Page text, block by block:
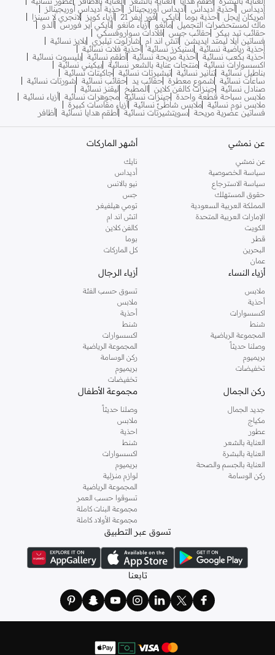
أديداس أحذية أديداس أديداس أوريجينالز
أحذية أديداس أوريجينالز
أمريكان إيجل أحذية بوما نايكي فور إيفر 21 أزياء كويز
لانجري لا سينزا
ماك لمستحضرات التجميل مانغو أزياء مانغو نايكي اير فورس ألدو
حقائب تيد بيكر
حقائب جيس
قلادات سواروفسكي
فساتين ايلا ليمتد ايديشن
اتش اند ام شارلوت تيلبري بلايز نسائية
أحذية رياضية نسائية
سنيكرز نسائية أحذية فلات نسائية
أحذية بكعب نسائية أحذية مريحة نسائية أطقم نسائية بليسوت نسائية
اكسسوارات نسائية منتجات عناية بالشعر نسائية بيكيني نسائية
بناطيل نسائية تنانير نسائية تيشيرتات نسائية جاكيتات نسائية
ساعات نسائية
شموع معطرة حقائب يد حقائب نسائية
شورتات نسائية
صنادل نسائية جينزات كالفن كلاين المطبخ
ليقنز نسائية
ملابس سباحة قطعة واحدة جينزات نسائية مجوهرات نسائية أزياء نسائية
ملابس نوم نسائية ملابس شاطئ نسائية أزياء مقاسات كبيرة
فساتين عصرية مريحة
سويتشيرتات نسائية أطقم هدايا نسائية أظافر
عن نمشي
عن نمشي
سياسة الخصوصية
سياسة الاسترجاع
حقوق المستهلك
المملكة العربية السعودية
الإمارات العربية المتحدة
الكويت
قطر
البحرين
عمان
أشهر الماركات
نايك
أديداس
نيو بالانس
جس
تومي هيلفيغر
اتش اند ام
كالفن كلاين
بوما
كل الماركات
أزياء النساء
ملابس
أحذية
اكسسوارات
شنط
المجموعة الرياضية
وصلنا حديثاً
بريميوم
تخفيضات
أزياء الرجال
تسوق حسب الفئة
ملابس
أحذية
شنط
اكسسوارات
المجموعة الرياضية
ركن الوسامة
بريميوم
تخفيضات
ركن الجمال
جديد الجمال
مكياج
عطور
العناية بالشعر
العناية بالبشرة
العناية بالجسم والصحة
ركن الوسامة
مجموعة الأطفال
وصلنا حديثاً
ملابس
احذية
شنط
اكسسوارات
بريميوم
لوازم منزلية
المجموعة الرياضية
تسوقوا حسب العمر
مجموعة البنات كاملة
مجموعة الأولاد كاملة
تسوق عبر التطبيق
تابعنا